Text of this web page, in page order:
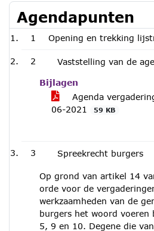
Agendapunten
1 Opening en trekking
2 Vaststelling van de
Bijlagen
Agenda
06-2021
59 KB
3 Spreekrecht burgers
Op grond van artikel 14
orde voor de
werkzaamheden van de
burgers het woord voeren
5, 9 en 10. Degene die